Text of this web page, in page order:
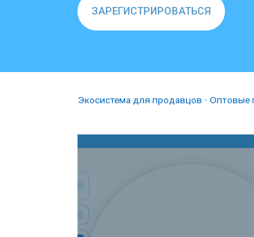
ЗАРЕГИСТРИРОВАТЬСЯ
Экосистема для продавцов • Оптовые